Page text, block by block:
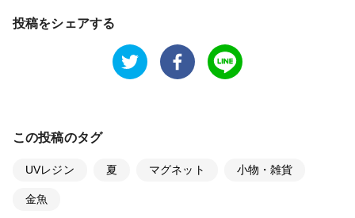
投稿をシェアする
この投稿のタグ
UVレジン 夏 マグネット 小物・雑貨
金魚